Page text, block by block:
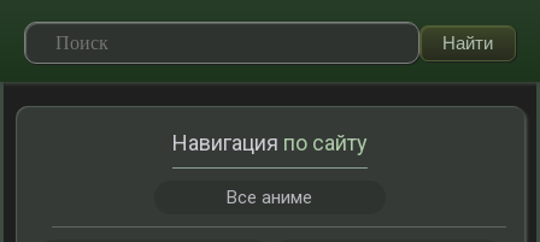
Навигация по сайту
Все аниме